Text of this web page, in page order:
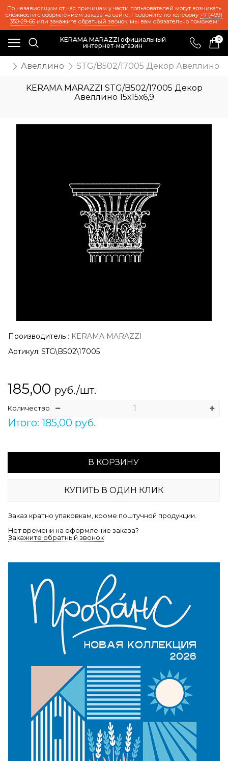
По независящим от нас причинам у части пользователей могут возникать
сложности с оформлением заказа на сайте. Позвоните по телефону +7 (499)
350-29-66или закажите обратный звонок, мы вам обязательно поможем!
KERAMA MARAZZI официальный
интернет-магазин
0
Авеллино STG/B502/17005 Декор Авеллино
KERAMA MARAZZI STG/B502/17005 Декор
Авеллино 15х15х6,9
Производитель : KERAMA MARAZZI
Артикул: STG\B502\17005
185,00 руб./шт.
Количество
Итого: 185,00 руб.
В КОРЗИНУ
КУПИТЬ В ОДИН КЛИК
Заказ кратно упаковкам, кроме поштучной продукции.
Нет времени на оформление заказа?
Закажите обратный звонок